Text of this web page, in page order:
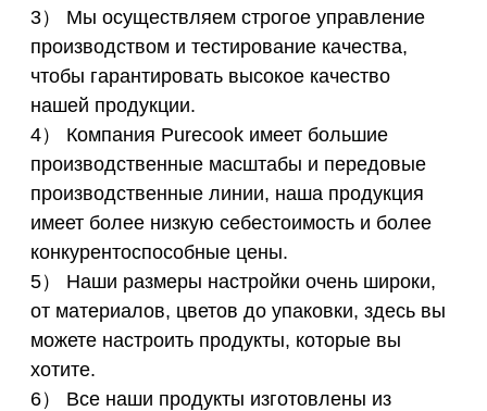
3） Мы осуществляем строгое управление
производством и тестирование качества,
чтобы гарантировать высокое качество
нашей продукции.
4） Компания Purecook имеет большие
производственные масштабы и передовые
производственные линии, наша продукция
имеет более низкую себестоимость и более
конкурентоспособные цены.
5） Наши размеры настройки очень широки,
от материалов, цветов до упаковки, здесь вы
можете настроить продукты, которые вы
хотите.
6） Все наши продукты изготовлены из